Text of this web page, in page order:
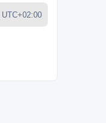
UTC+02:00